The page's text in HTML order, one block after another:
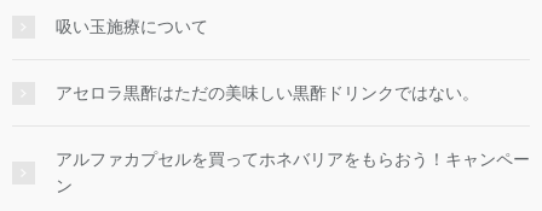
吸い玉施療について
アセロラ黒酢はただの美味しい黒酢ドリンクではない。
アルファカプセルを買ってホネバリアをもらおう！キャンペー
ン